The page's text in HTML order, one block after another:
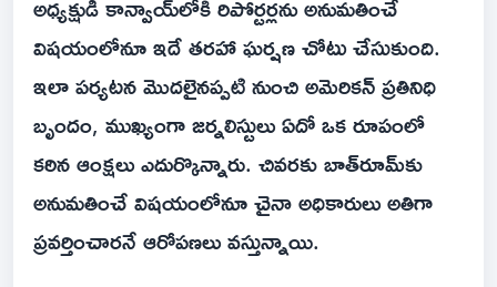
విషయంలోనూ ఇదే తరహా ఘర్షణ చోటు చేసుకుంది.
ఇలా పర్యటన మొదలైనప్పటి నుంచి అమెరికన్ ప్రతినిధి
బ‌ృందం, ముఖ్యంగా జర్నలిస్టులు ఏదో ఒక రూపంలో
కఠిన ఆంక్షలు ఎదుర్కొన్నారు. చివరకు బాత్‌రూమ్‌కు
అనుమతించే విషయంలోనూ చైనా అధికారులు అతిగా
ప్రవర్తించారనే ఆరోపణలు వస్తున్నాయి.